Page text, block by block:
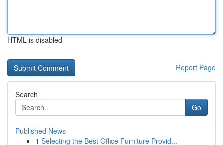
HTML is disabled
Report Page
Search
Go
Published News
1 Selecting the Best Office Furniture Provid...